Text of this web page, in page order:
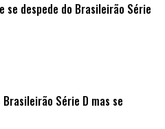
se despede do Brasileirão Série
Série D mas se